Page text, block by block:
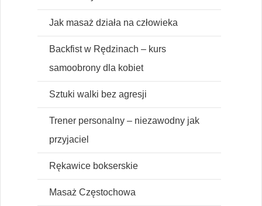
Jak masaż działa na człowieka
Backfist w Rędzinach – kurs
samoobrony dla kobiet
Sztuki walki bez agresji
Trener personalny – niezawodny jak
przyjaciel
Rękawice bokserskie
Masaż Częstochowa